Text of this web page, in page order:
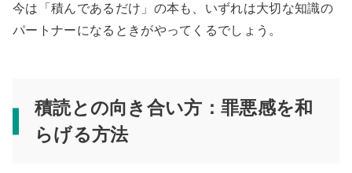
今は「積んであるだけ」の本も、いずれは大切な知識の
パートナーになるときがやってくるでしょう。
積読との向き合い方：罪悪感を和
らげる方法